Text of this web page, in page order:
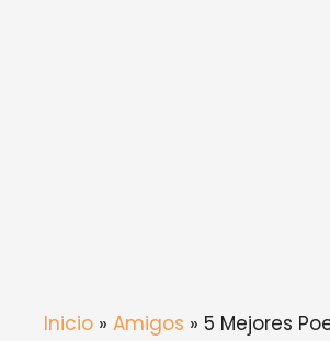
Inicio » Amigos » 5 Mejores